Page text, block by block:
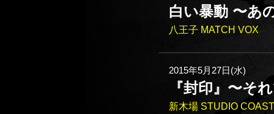
白い暴動 〜あ
八王子 MATCH VOX
2015年5月27日(水)
『封印』〜そ
新木場 STUDIO COAST